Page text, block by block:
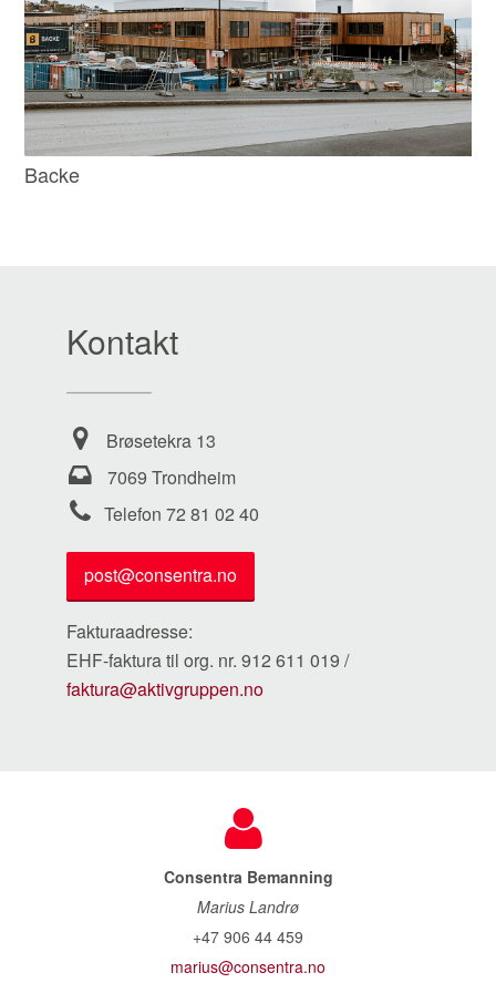
Backe
Kontakt
Brøsetekra 13
7069 Trondheim
Telefon 72 81 02 40
post@consentra.no
Fakturaadresse:
EHF-faktura til org. nr. 912 611 019 /
faktura@aktivgruppen.no
Consentra Bemanning
Marius Landrø
+47 906 44 459
marius@consentra.no